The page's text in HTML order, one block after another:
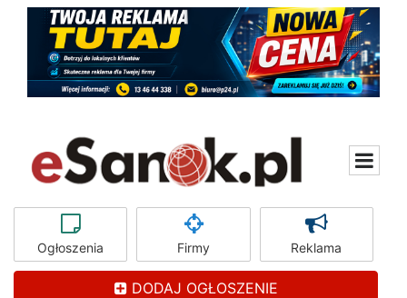
Ogłoszenia Firmy Reklama
DODAJ OGŁOSZENIE